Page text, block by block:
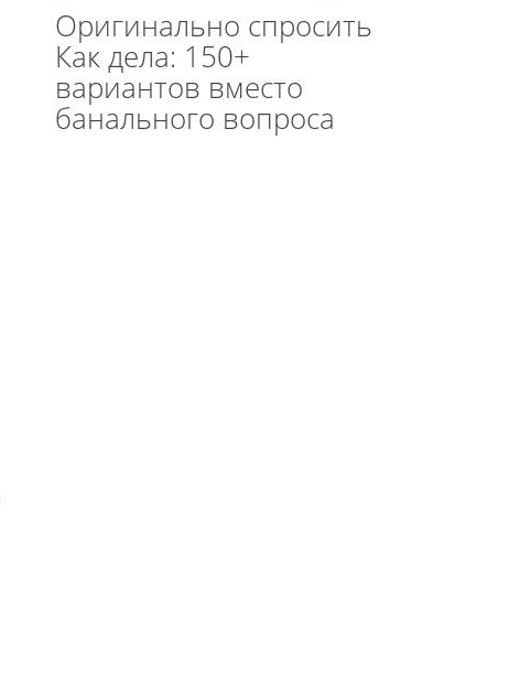
Оригинально спросить
Как дела: 150+
вариантов вместо
банального вопроса